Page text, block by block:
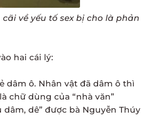
về yếu tố sex bị cho là phản
hai cái lý:
dâm ô. Nhân vật đã dâm ô thì
chữ dùng của “nhà văn”
dê” được bà Nguyễn Thúy